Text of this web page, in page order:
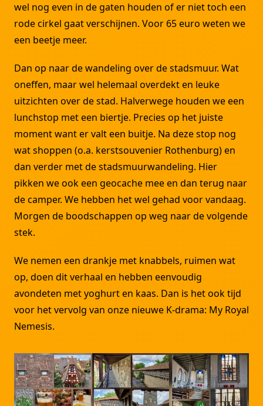
wel nog even in de gaten houden of er niet toch een
rode cirkel gaat verschijnen. Voor 65 euro weten we
een beetje meer.
Dan op naar de wandeling over de stadsmuur. Wat
oneffen, maar wel helemaal overdekt en leuke
uitzichten over de stad. Halverwege houden we een
lunchstop met een biertje. Precies op het juiste
moment want er valt een buitje. Na deze stop nog
wat shoppen (o.a. kerstsouvenier Rothenburg) en
dan verder met de stadsmuurwandeling. Hier
pikken we ook een geocache mee en dan terug naar
de camper. We hebben het wel gehad voor vandaag.
Morgen de boodschappen op weg naar de volgende
stek.
We nemen een drankje met knabbels, ruimen wat
op, doen dit verhaal en hebben eenvoudig
avondeten met yoghurt en kaas. Dan is het ook tijd
voor het vervolg van onze nieuwe K-drama: My Royal
Nemesis.